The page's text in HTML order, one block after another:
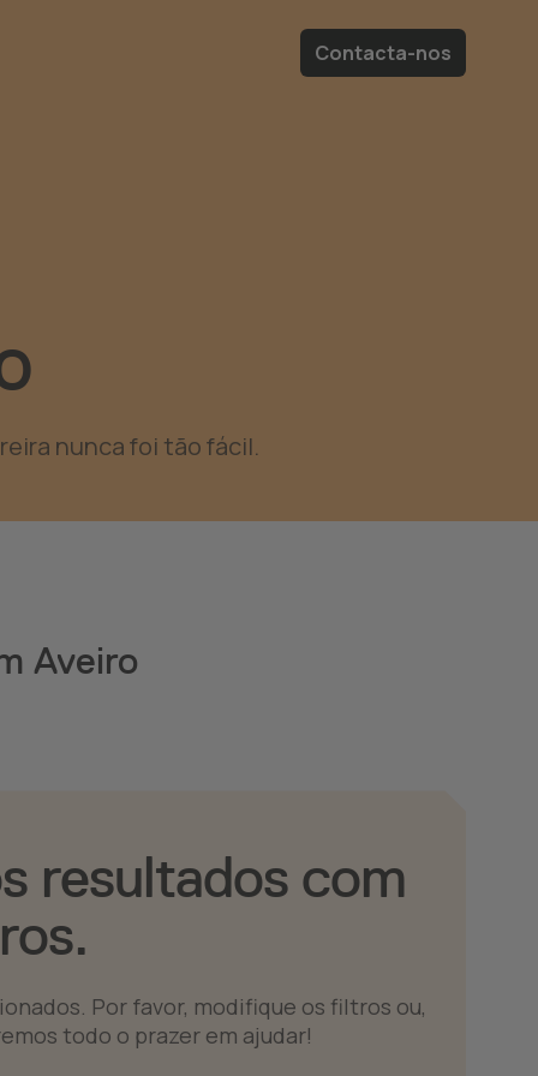
Contacta-nos
nunca foi tão fácil.
Aveiro
resultados com
Por favor, modifique os filtros ou,
todo o prazer em ajudar!